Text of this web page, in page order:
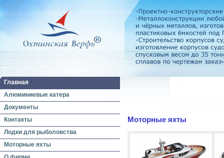
Главная
Алюминиевые катера
Документы
Контакты
Лодки для рыболовства
Моторные яхты
Моторные яхты